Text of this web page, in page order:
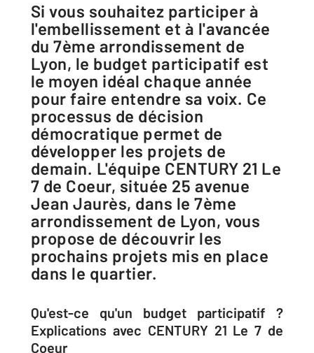
Si vous souhaitez participer à
l'embellissement et à l'avancée
du 7ème arrondissement de
Lyon, le budget participatif est
le moyen idéal chaque année
pour faire entendre sa voix. Ce
processus de décision
démocratique permet de
développer les projets de
demain. L'équipe CENTURY 21 Le
7 de Coeur, située 25 avenue
Jean Jaurès, dans le 7ème
arrondissement de Lyon, vous
propose de découvrir les
prochains projets mis en place
dans le quartier.
Qu'est-ce qu'un budget participatif ?
Explications avec CENTURY 21 Le 7 de
Coeur